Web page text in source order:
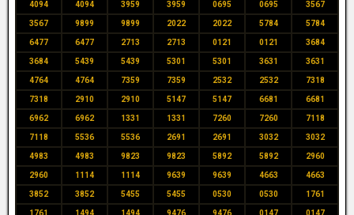
4094 4094 3959 3959 0695 0695 3567
3567 9899 9899 2022 2022 5784 5784
6477 6477 2713 2713 0121 0121 3684
3684 5439 5439 5301 5301 3631 3631
4764 4764 7359 7359 2532 2532 7318
7318 2910 2910 5147 5147 6681 6681
6962 6962 1331 1331 7260 7260 7118
7118 5536 5536 2691 2691 3032 3032
4983 4983 9823 9823 5892 5892 2960
2960 1114 1114 9639 9639 4663 4663
3852 3852 5455 5455 0530 0530 1761
1761 1494 1494 9476 9476 0147 0147